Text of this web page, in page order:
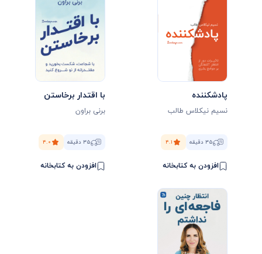
پادشکننده
نسیم نیکلاس طالب
۳۵ دقیقه ۴.۱
افزودن به کتابخانه
با اقتدار برخاستن
برنی براون
۳۵ دقیقه ۴.۰
افزودن به کتابخانه